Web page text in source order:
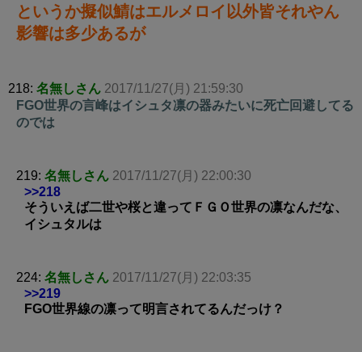
というか擬似鯖はエルメロイ以外皆それやん
影響は多少あるが
218: 名無しさん 2017/11/27(月) 21:59:30
FGO世界の言峰はイシュタ凛の器みたいに死亡回避してる
のでは
219: 名無しさん 2017/11/27(月) 22:00:30
>>218
そういえば二世や桜と違ってＦＧＯ世界の凛なんだな、
イシュタルは
224: 名無しさん 2017/11/27(月) 22:03:35
>>219
FGO世界線の凛って明言されてるんだっけ？